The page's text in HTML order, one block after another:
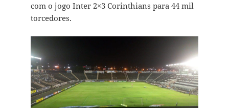
com o jogo Inter 2×3 Corinthians para 44 mil
torcedores.